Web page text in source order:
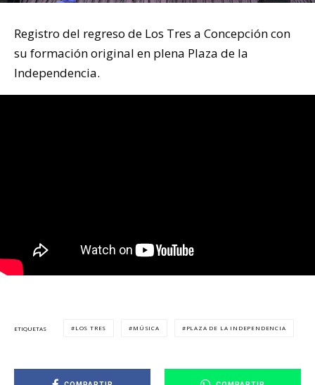
Registro del regreso de Los Tres a Concepción con
su formación original en plena Plaza de la
Independencia.
ETIQUETAS LOS TRES MÚSICA PLAZA DE LA INDEPENDENCIA